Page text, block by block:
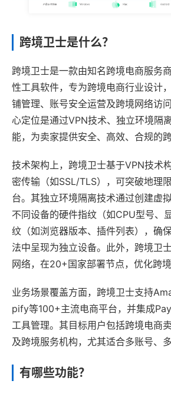
跨境卫士是什么？
跨境卫士是一款由知名跨境电商服务
性工具软件，专为跨境电商行业设计
铺管理、账号安全运营及跨境网络访
心定位是通过VPN技术、独立环境隔
能，为卖家提供安全、高效、合规的
技术架构上，跨境卫士基于VPN技术
密传输（如SSL/TLS），可突破地理
台。其独立环境隔离技术通过创建虚
不同设备的硬件指纹（如CPU型号、
纹（如浏览器版本、插件列表），确
法中呈现为独立设备。此外，跨境卫
网络，在20+国家部署节点，优化跨境
业务场景覆盖方面，跨境卫士支持
pify等100+主流电商平台，并集成
工具管理。其目标用户包括跨境电商
及跨境服务机构，尤其适合多账号、
有哪些功能？